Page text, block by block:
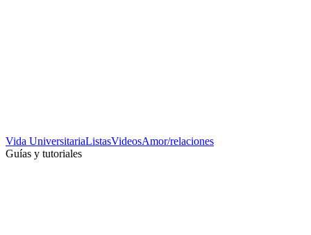
Vida UniversitariaListasVideosAmor/relaciones
Guías y tutoriales